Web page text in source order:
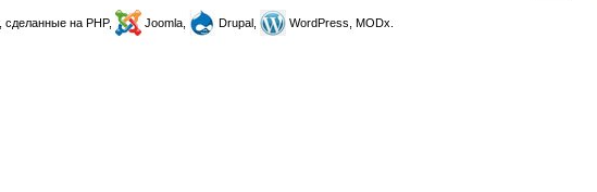
, сделанные на PHP, Joomla, Drupal, WordPress, MODx.